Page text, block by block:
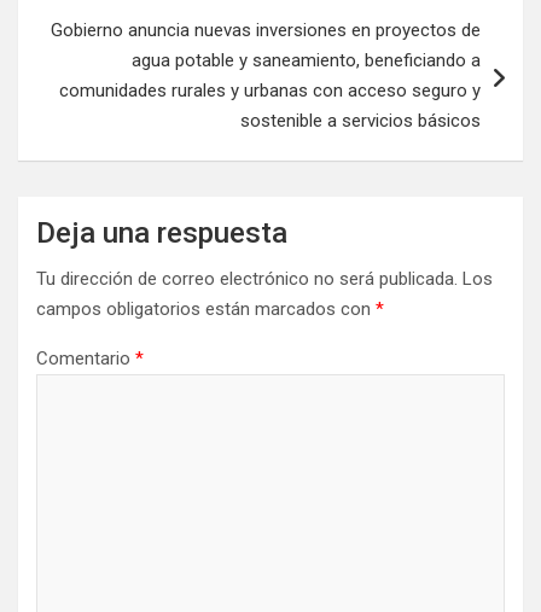
Gobierno anuncia nuevas inversiones en proyectos de
agua potable y saneamiento, beneficiando a
comunidades rurales y urbanas con acceso seguro y
sostenible a servicios básicos
Deja una respuesta
Tu dirección de correo electrónico no será publicada. Los
campos obligatorios están marcados con *
Comentario *